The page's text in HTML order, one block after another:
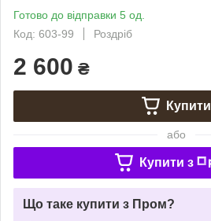
Готово до відправки 5 од.
Код: 603-99
Роздріб
2 600 ₴
Купити
або
Купити з
Що таке купити з Пром?